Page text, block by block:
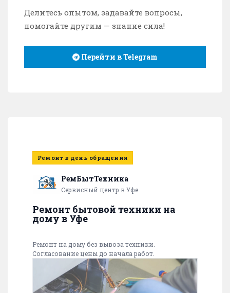
Делитесь опытом, задавайте вопросы,
помогайте другим — знание сила!
Перейти в Telegram
Ремонт в день обращения
РемБытТехника
Сервисный центр в Уфе
Ремонт бытовой техники на
дому в Уфе
Ремонт на дому без вывоза техники.
Согласование цены до начала работ.